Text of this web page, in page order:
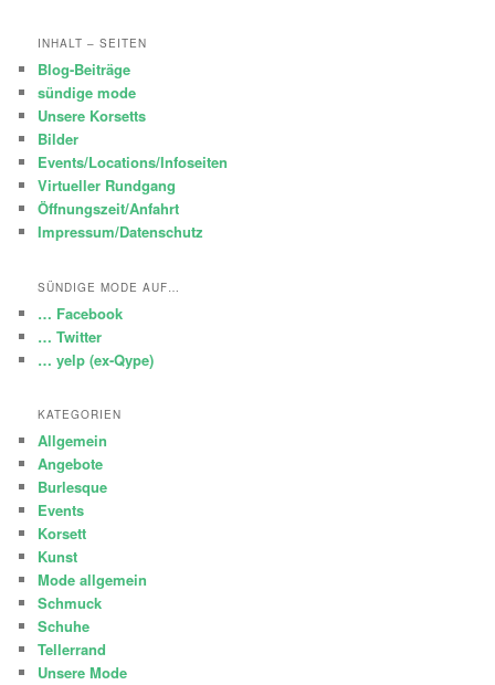
INHALT – SEITEN
Blog-Beiträge
sündige mode
Unsere Korsetts
Bilder
Events/Locations/Infoseiten
Virtueller Rundgang
Öffnungszeit/Anfahrt
Impressum/Datenschutz
SÜNDIGE MODE AUF…
… Facebook
… Twitter
… yelp (ex-Qype)
KATEGORIEN
Allgemein
Angebote
Burlesque
Events
Korsett
Kunst
Mode allgemein
Schmuck
Schuhe
Tellerrand
Unsere Mode